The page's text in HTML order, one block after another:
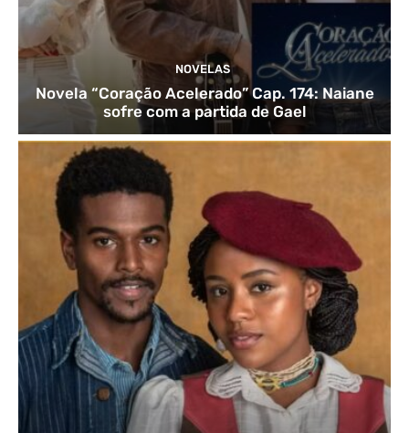
NOVELAS
Novela “Coração Acelerado” Cap. 174: Naiane
sofre com a partida de Gael